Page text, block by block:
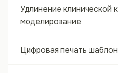
Удлинение клинической
моделирование
Цифровая печать